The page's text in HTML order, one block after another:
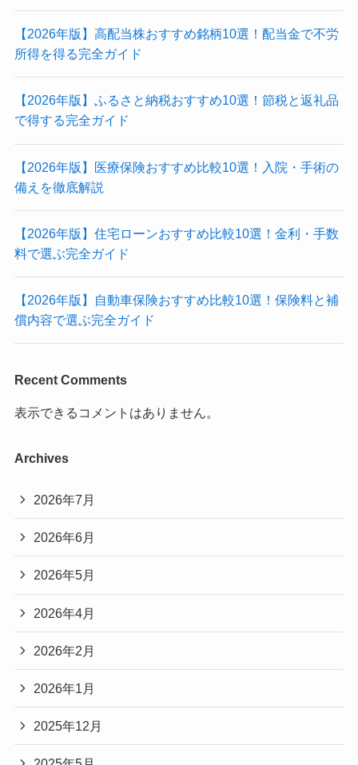
【2026年版】高配当株おすすめ銘柄10選！配当金で不労
所得を得る完全ガイド
【2026年版】ふるさと納税おすすめ10選！節税と返礼品
で得する完全ガイド
【2026年版】医療保険おすすめ比較10選！入院・手術の
備えを徹底解説
【2026年版】住宅ローンおすすめ比較10選！金利・手数
料で選ぶ完全ガイド
【2026年版】自動車保険おすすめ比較10選！保険料と補
償内容で選ぶ完全ガイド
Recent Comments
表示できるコメントはありません。
Archives
2026年7月
2026年6月
2026年5月
2026年4月
2026年2月
2026年1月
2025年12月